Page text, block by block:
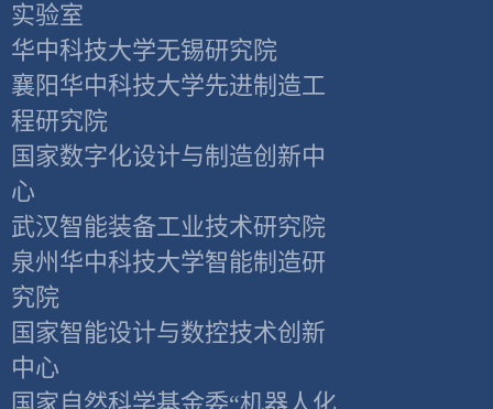
实验室
华中科技大学无锡研究院
襄阳华中科技大学先进制造工
程研究院
国家数字化设计与制造创新中
心
武汉智能装备工业技术研究院
泉州华中科技大学智能制造研
究院
国家智能设计与数控技术创新
中心
国家自然科学基金委“机器人化